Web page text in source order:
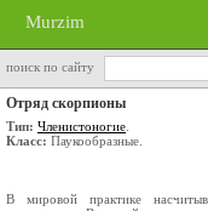
Murzim
поиск по сайту
Отряд скорпионы
Тип: Членистоногие
Класс: Паукообразные.
В мировой практике